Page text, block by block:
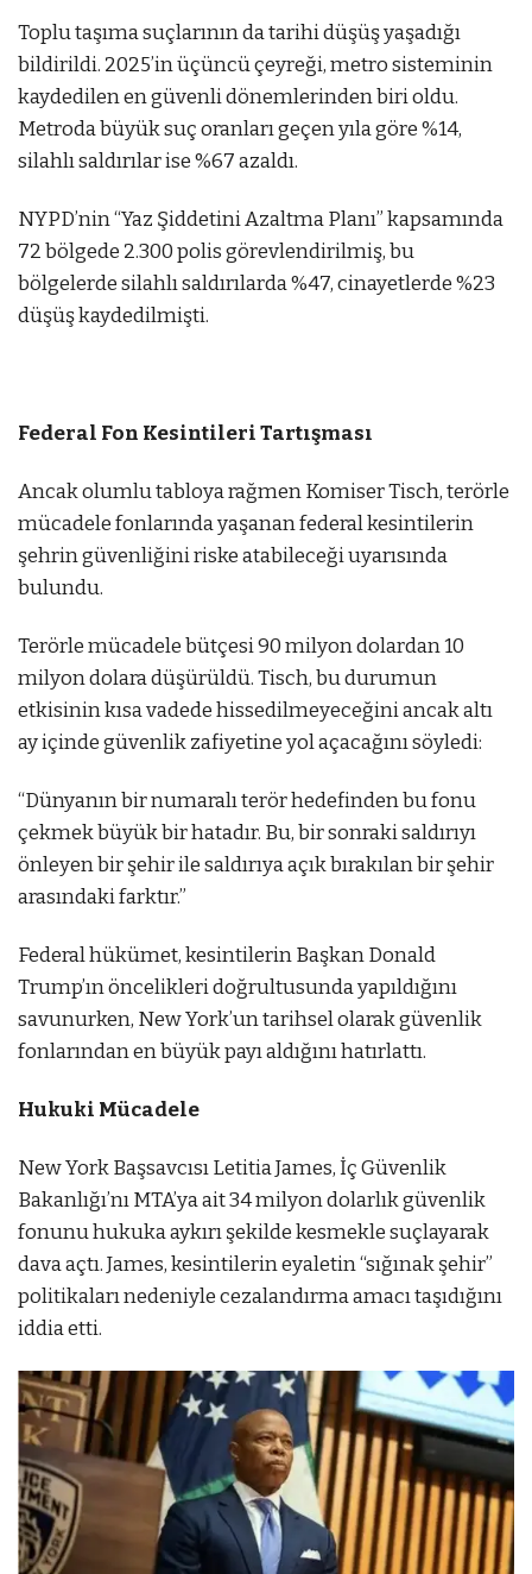
Toplu taşıma suçlarının da tarihi düşüş yaşadığı
bildirildi. 2025’in üçüncü çeyreği, metro sisteminin
kaydedilen en güvenli dönemlerinden biri oldu.
Metroda büyük suç oranları geçen yıla göre %14,
silahlı saldırılar ise %67 azaldı.
NYPD’nin “Yaz Şiddetini Azaltma Planı” kapsamında
72 bölgede 2.300 polis görevlendirilmiş, bu
bölgelerde silahlı saldırılarda %47, cinayetlerde %23
düşüş kaydedilmişti.
Federal Fon Kesintileri Tartışması
Ancak olumlu tabloya rağmen Komiser Tisch, terörle
mücadele fonlarında yaşanan federal kesintilerin
şehrin güvenliğini riske atabileceği uyarısında
bulundu.
Terörle mücadele bütçesi 90 milyon dolardan 10
milyon dolara düşürüldü. Tisch, bu durumun
etkisinin kısa vadede hissedilmeyeceğini ancak altı
ay içinde güvenlik zafiyetine yol açacağını söyledi:
“Dünyanın bir numaralı terör hedefinden bu fonu
çekmek büyük bir hatadır. Bu, bir sonraki saldırıyı
önleyen bir şehir ile saldırıya açık bırakılan bir şehir
arasındaki farktır.”
Federal hükümet, kesintilerin Başkan Donald
Trump’ın öncelikleri doğrultusunda yapıldığını
savunurken, New York’un tarihsel olarak güvenlik
fonlarından en büyük payı aldığını hatırlattı.
Hukuki Mücadele
New York Başsavcısı Letitia James, İç Güvenlik
Bakanlığı’nı MTA’ya ait 34 milyon dolarlık güvenlik
fonunu hukuka aykırı şekilde kesmekle suçlayarak
dava açtı. James, kesintilerin eyaletin “sığınak şehir”
politikaları nedeniyle cezalandırma amacı taşıdığını
iddia etti.